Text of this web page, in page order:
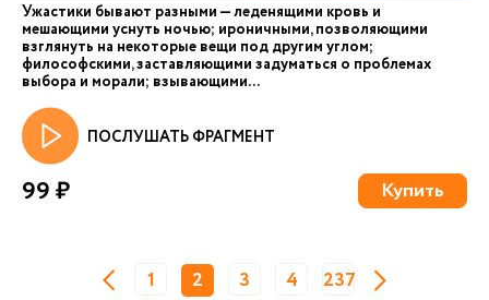
Ужастики бывают разными — леденящими кровь и
мешающими уснуть ночью; ироничными, позволяющими
взглянуть на некоторые вещи под другим углом;
философскими, заставляющими задуматься о проблемах
выбора и морали; взывающими...
ПОСЛУШАТЬ ФРАГМЕНТ
99 ₽ Купить
1 2 3 4 237